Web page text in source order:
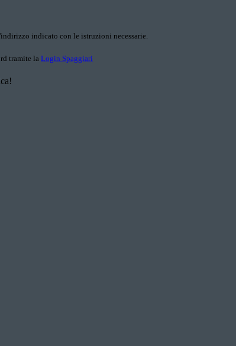
indicato con le istruzioni necessarie.
tramite la Login Spaggiari